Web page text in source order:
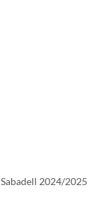
2024/2025